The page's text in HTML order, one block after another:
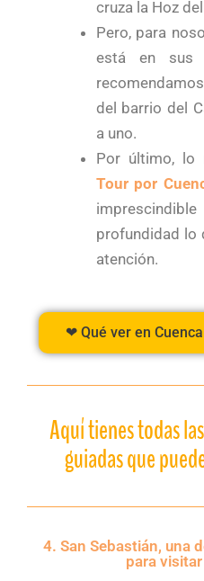
cruza la Hoz
Pero, para
está en sus
del barrio del
a uno.
Por último, lo
Tour por
profundidad lo
atención.
❤ Qué ver en
Aquí tienes todas
guiadas que
4. San Sebastián, una
para